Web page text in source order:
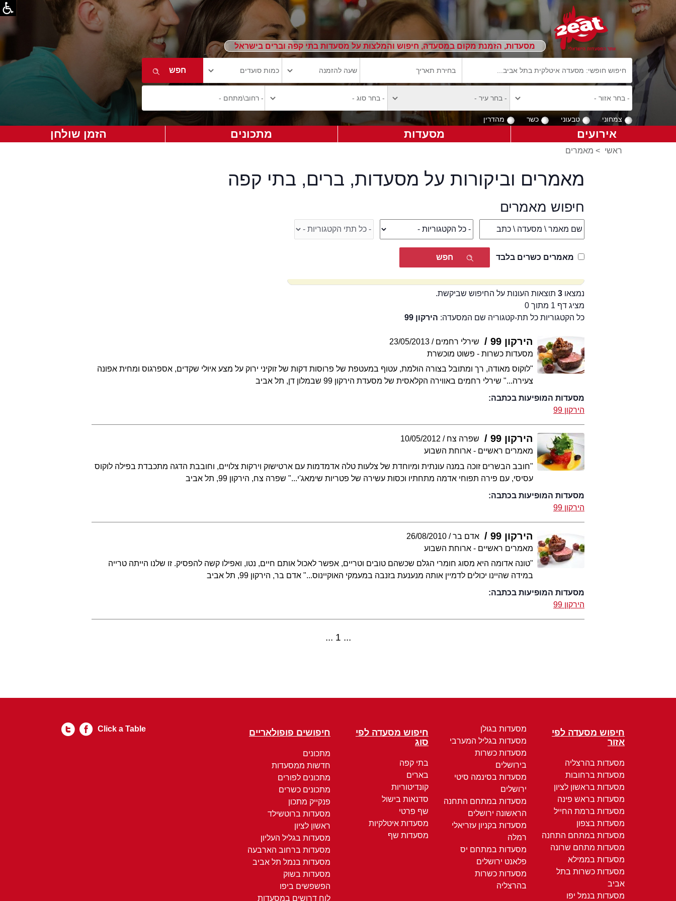
מסעדות, הזמנת מקום במסעדה, חיפוש והמלצות על מסעדות בתי קפה וברים בישראל
צמחוני טבעוני כשר מהדרין
אירועים מסעדות מתכונים הזמן שולחן
ראשי > מאמרים
מאמרים וביקורות על מסעדות, ברים, בתי קפה
חיפוש מאמרים
מאמרים כשרים בלבד
נמצאו 3תוצאות העונות על החיפוש שביקשת.
מציג דף 1 מתוך 0
כל הקטגוריות כל תת-קטגוריה שם המסעדה: הירקון 99
הירקון 99 שירלי רחמים
23/05/2013
מסעדות כשרות - פשוט מוכשרת
"לוקוס מאודה, רך ומתובל בצורה הולמת, עטוף במעטפת של פרוסות דקות של זוקיני ירוק על מצע איולי שקדים, אספרגוס ומחית אפונה
צעירה..." שירלי רחמים באווירה הקלאסית של מסעדת הירקון 99 שבמלון דן, תל אביב
מסעדות המופיעות בכתבה:
הירקון 99
הירקון 99 שפרה צח
10/05/2012
מאמרים ראשיים - ארוחת השבוע
"חובב הבשרים זוכה במנה עונתית ומיוחדת של צלעות טלה אדמדמות עם ארטישוק וירקות צלויים, וחובבת הדגה מתכבדת בפילה לוקוס
עסיסי, עם פירה תפוחי אדמה מתחתיו וכסות עשירה של פטריות שימאג'י..." שפרה צח, הירקון 99, תל אביב
מסעדות המופיעות בכתבה:
הירקון 99
הירקון 99 אדם בר
26/08/2010
מאמרים ראשיים - ארוחת השבוע
"טונה אדומה היא מסוג חומרי הגלם שכשהם טובים וטריים, אפשר לאכול אותם חיים, נטו, ואפילו קשה להפסיק. זו שלנו הייתה טרייה
במידה שהיינו יכולים לדמיין אותה מנענעת בזנבה במעמקי האוקיינוס..." אדם בר, הירקון 99, תל אביב
מסעדות המופיעות בכתבה:
הירקון 99
1
חיפוש מסעדה לפי
אזור
מסעדות בהרצליה
מסעדות ברחובות
מסעדות בראשון לציון
מסעדות בראש פינה
מסעדות ברמת החייל
מסעדות בצפון
מסעדות במתחם התחנה
מסעדות מתחם שרונה
מסעדות בממילא
מסעדות כשרות בתל
אביב
מסעדות בנמל יפו
מסעדות בגולן
מסעדות בגליל המערבי
מסעדות כשרות
בירושלים
מסעדות בסינמה סיטי
ירושלים
מסעדות במתחם התחנה
הראשונה ירושלים
מסעדות בקניון עזריאלי
רמלה
מסעדות במתחם יס
פלאנט ירושלים
מסעדות כשרות
בהרצליה
חיפוש מסעדה לפי
סוג
בתי קפה
בארים
קונדיטוריות
סדנאות בישול
שף פרטי
מסעדות איטלקיות
מסעדות שף
חיפושים פופולאריים
מתכונים
חדשות ממסעדות
מתכונים לפורים
מתכונים כשרים
פנקייק מתכון
מסעדות ברוטשילד
ראשון לציון
מסעדות בגליל העליון
מסעדות ברחוב הארבעה
מסעדות בנמל תל אביב
מסעדות בשוק
הפשפשים ביפו
לוח דרושים במסעדות
Click a Table